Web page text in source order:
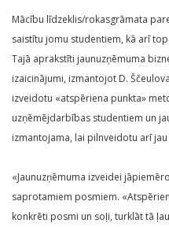
Mācību līdzeklis/rokasgrāmata
saistītu jomu studentiem, kā arī
Tajā aprakstīti jaunuzņēmuma
izaicinājumi, izmantojot D.
izveidotu «atspēriena punkta»
uzņēmējdarbības studentiem un
izmantojama, lai pilnveidotu arī
«Jaunuzņēmuma izveidei
saprotamiem posmiem.
konkrēti posmi un soļi, turklāt tā